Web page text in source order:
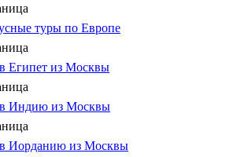
туры по Европе
Египет из Москвы
Индию из Москвы
Иорданию из Москвы